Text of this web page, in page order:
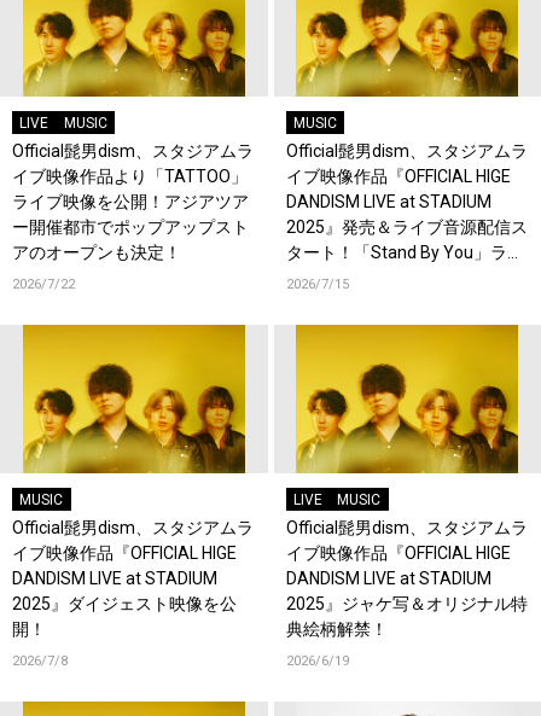
LIVE MUSIC
Official髭男dism、スタジアムラ
イブ映像作品より「TATTOO」
ライブ映像を公開！アジアツア
ー開催都市でポップアップスト
アのオープンも決定！
2026/7/22
MUSIC
Official髭男dism、スタジアムラ
イブ映像作品『OFFICIAL HIGE
DANDISM LIVE at STADIUM
2025』発売＆ライブ音源配信ス
タート！「Stand By You」ライ
ブ映像を公開！
2026/7/15
MUSIC
Official髭男dism、スタジアムラ
イブ映像作品『OFFICIAL HIGE
DANDISM LIVE at STADIUM
2025』ダイジェスト映像を公
開！
2026/7/8
LIVE MUSIC
Official髭男dism、スタジアムラ
イブ映像作品『OFFICIAL HIGE
DANDISM LIVE at STADIUM
2025』ジャケ写＆オリジナル特
典絵柄解禁！
2026/6/19